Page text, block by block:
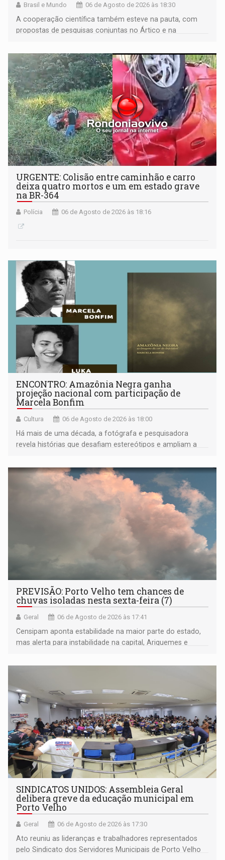
Brasil e Mundo 06 de Agosto de 2026 às 18:30
A cooperação científica também esteve na pauta, com
propostas de pesquisas conjuntas no Ártico e na
URGENTE: Colisão entre caminhão e carro
deixa quatro mortos e um em estado grave
na BR-364
Polícia 06 de Agosto de 2026 às 18:16
ENCONTRO: Amazônia Negra ganha
projeção nacional com participação de
Marcela Bonfim
Cultura 06 de Agosto de 2026 às 18:00
Há mais de uma década, a fotógrafa e pesquisadora
revela histórias que desafiam estereótipos e ampliam a
negras
PREVISÃO: Porto Velho tem chances de
chuvas isoladas nesta sexta-feira (7)
Geral 06 de Agosto de 2026 às 17:41
Censipam aponta estabilidade na maior parte do estado,
mas alerta para instabilidade na capital, Ariquemes e
SINDICATOS UNIDOS: Assembleia Geral
delibera greve da educação municipal em
Porto Velho
Geral 06 de Agosto de 2026 às 17:30
Ato reuniu as lideranças e trabalhadores representados
pelo Sindicato dos Servidores Municipais de Porto Velho